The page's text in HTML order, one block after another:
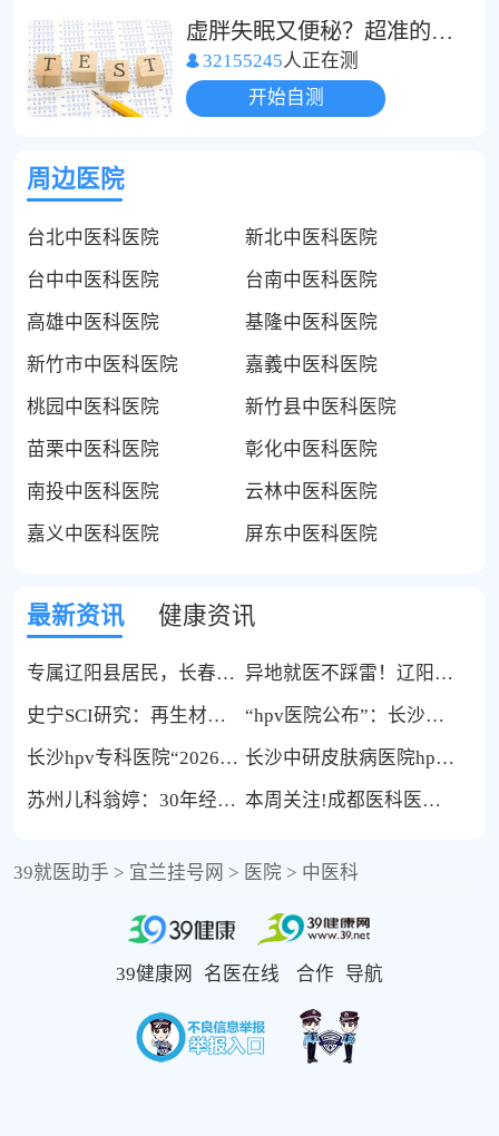
虚胖失眠又便秘？超准的中医体质自测
32155245人正在测
开始自测
周边医院
台北中医科医院
新北中医科医院
台中中医科医院
台南中医科医院
高雄中医科医院
基隆中医科医院
新竹市中医科医院
嘉義中医科医院
桃园中医科医院
新竹县中医科医院
苗栗中医科医院
彰化中医科医院
南投中医科医院
云林中医科医院
嘉义中医科医院
屏东中医科医院
最新资讯 健康资讯
专属辽阳县居民，长春三零六中医院外阴白斑专病就诊全流程来了
异地就医不踩雷！辽阳太子河区外阴白斑就诊优选长春三零六中医院
史宁SCI研究：再生材料在非手术鼻翼缘修复中的应用
“hpv医院公布”：长沙中研皮肤病医院：别慌！尖锐湿疣初期多为淡红色小丘疹，抓住“黄金72小时”应对
长沙hpv专科医院“2026名单公示”长沙中研皮肤病医院hpv诊疗中心HPV检查更正规！
长沙中研皮肤病医院hpv52——长沙中研皮肤病医院hpv诊疗中心：专家领航，康复有保障
苏州儿科翁婷：30年经验，专攻熟睡中不自主排尿
本周关注!成都医科医院尖锐湿疣科好不好-排名更新-成都尖锐湿疣医科医院(榜单发布)
39就医助手 > 宜兰挂号网 > 医院 > 中医科
39健康网 名医在线 合作 导航